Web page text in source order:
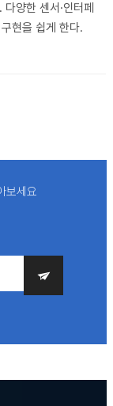
양한 센서·인터페
현을 쉽게 한다.
보세요